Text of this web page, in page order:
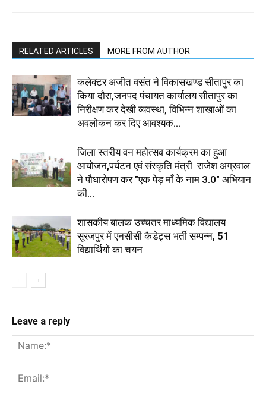
RELATED ARTICLES MORE FROM AUTHOR
कलेक्टर अजीत वसंत ने विकासखण्ड सीतापुर का
किया दौरा,जनपद पंचायत कार्यालय सीतापुर का
निरीक्षण कर देखी व्यवस्था, विभिन्न शाखाओं का
अवलोकन कर दिए आवश्यक...
जिला स्तरीय वन महोत्सव कार्यक्रम का हुआ
आयोजन,पर्यटन एवं संस्कृति मंत्री राजेश अग्रवाल
ने पौधारोपण कर "एक पेड़ माँ के नाम 3.0" अभियान
की...
शासकीय बालक उच्चतर माध्यमिक विद्यालय
सूरजपुर में एनसीसी कैडेट्स भर्ती सम्पन्न, 51
विद्यार्थियों का चयन
Leave a reply